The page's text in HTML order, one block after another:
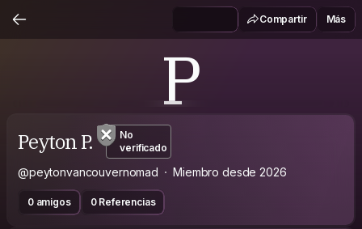
Compartir Más
P
Peyton P.
No
verificado
@peytonvancouvernomad Miembro desde 2026
0 amigos 0 Referencias